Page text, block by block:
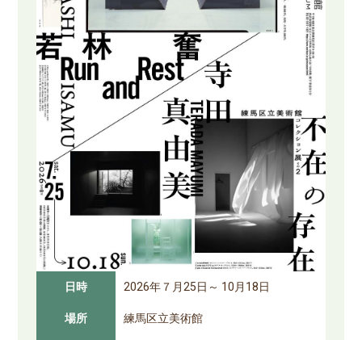
日時
2026年７月25日～ 10月18日
場所
練馬区立美術館